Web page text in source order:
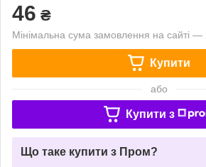
46 ₴
Мінімальна сума замовлення на сайті —
Купити
або
Купити з
Що таке купити з Пром?